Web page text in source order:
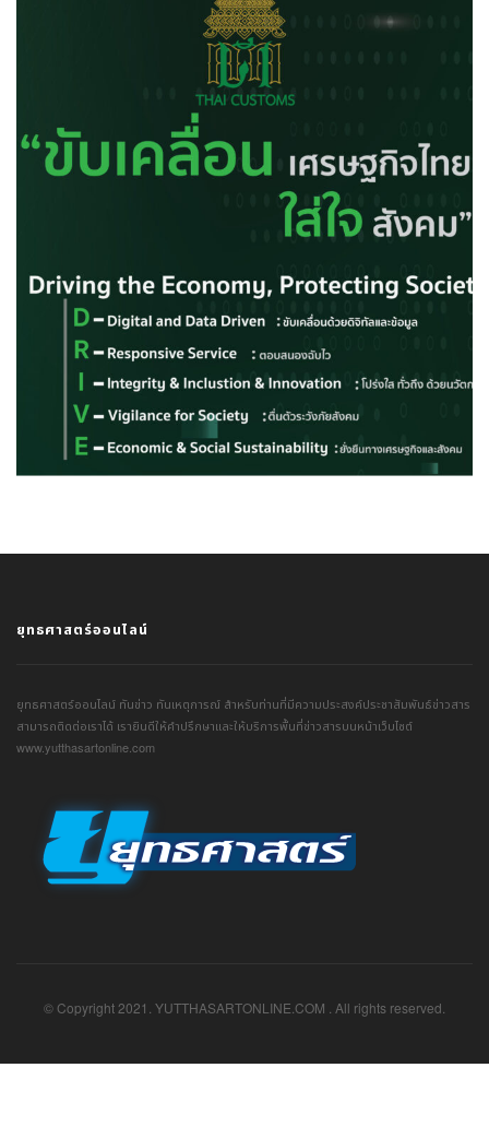
ยุทธศาสตร์ออนไลน์
ยุทธศาสตร์ออนไลน์ ทันข่าว ทันเหตุการณ์ สำหรับท่านที่มีความประสงค์ประชาสัมพันธ์ข่าวสาร
สามารถติดต่อเราได้ เรายินดีให้คำปรึกษาและให้บริการพื้นที่ข่าวสารบนหน้าเว็บไซต์
www.yutthasartonline.com
© Copyright 2021. YUTTHASARTONLINE.COM . All rights reserved.